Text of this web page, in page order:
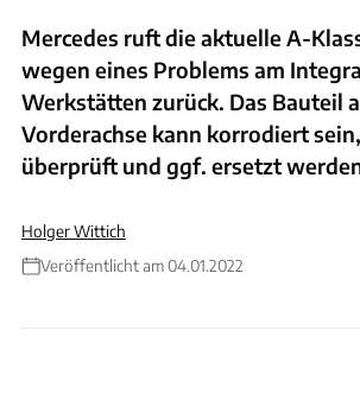
Mercedes ruft die aktuelle A-
wegen eines Problems am
Werkstätten zurück. Das Bauteil
Vorderachse kann korrodiert
überprüft und ggf. ersetzt
Holger Wittich
Veröffentlicht am 04.01.2022